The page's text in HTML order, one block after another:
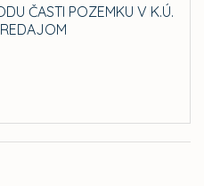
ČASTI POZEMKU V K.Ú.